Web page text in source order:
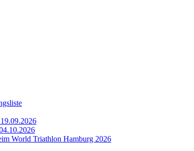
World Triathlon Hamburg 2026